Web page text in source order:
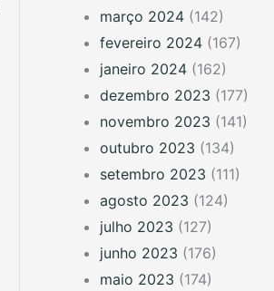
março 2024 (142)
fevereiro 2024 (167)
janeiro 2024 (162)
dezembro 2023 (177)
novembro 2023 (141)
outubro 2023 (134)
setembro 2023 (111)
agosto 2023 (124)
julho 2023 (127)
junho 2023 (176)
maio 2023 (174)